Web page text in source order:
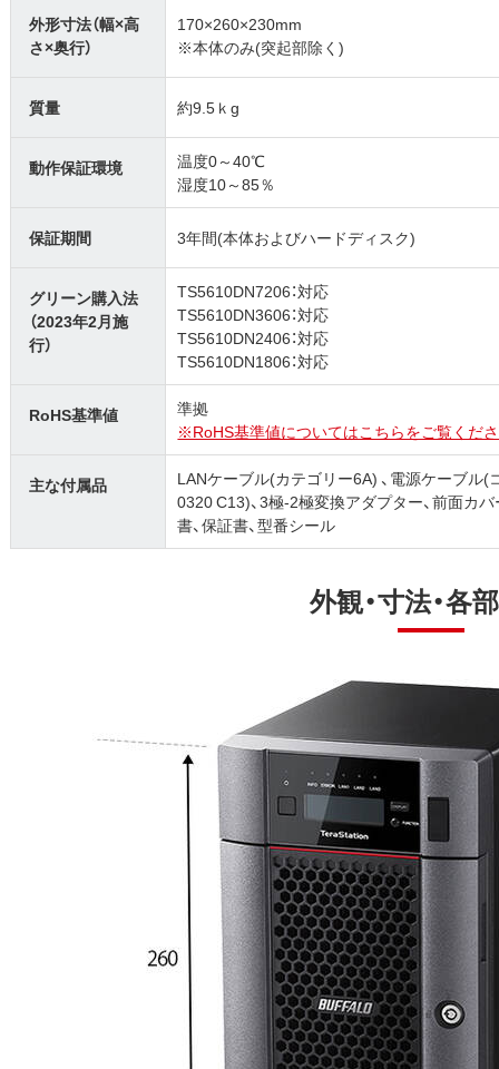
外形寸法（幅×高
さ×奥行）
170×260×230mm
※本体のみ(突起部除く)
質量 約9.5ｋg
動作保証環境
温度0～40℃
湿度10～85％
保証期間 3年間(本体およびハードディスク)
グリーン購入法
（2023年2月施
行）
TS5610DN7206：対応
TS5610DN3606：対応
TS5610DN2406：対応
TS5610DN1806：対応
RoHS基準値
準拠
※RoHS基準値についてはこちらをご覧くだ
主な付属品
LANケーブル(カテゴリー6A) 、電源ケーブル
0320 C13)、3極-2極変換アダプター、前面カ
書、保証書、型番シール
外観・寸法・各